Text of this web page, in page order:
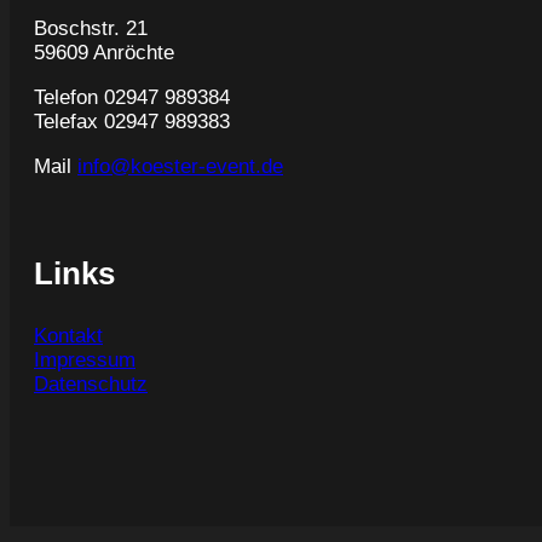
Boschstr. 21
59609 Anröchte
Telefon 02947 989384
Telefax 02947 989383
Mail info@koester-event.de
Links
Kontakt
Impressum
Datenschutz